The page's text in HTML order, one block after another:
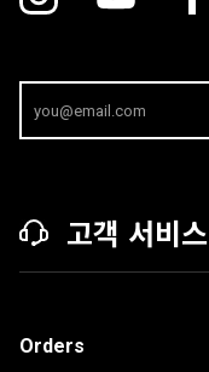
고객 서비스
Orders